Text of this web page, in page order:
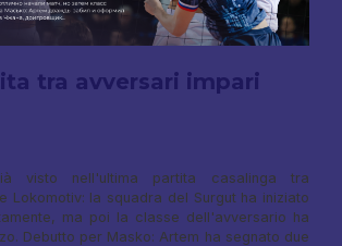
tra avversari impari
visto nell'ultima partita casalinga tra
Lokomotiv: la squadra del Surgut ha iniziato
ma poi la classe dell'avversario ha
Debutto per Masko: Artem ha segnato due